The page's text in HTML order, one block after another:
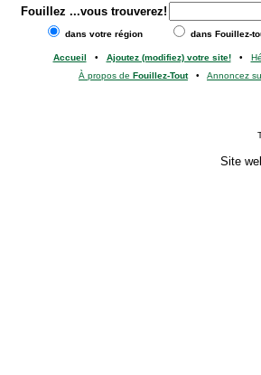
Fouillez ...vous trouverez!
dans votre région dans Fouillez-
Accueil • Ajoutez (modifiez) votre site!•
À propos de Fouillez-Tout• Annoncez
Site